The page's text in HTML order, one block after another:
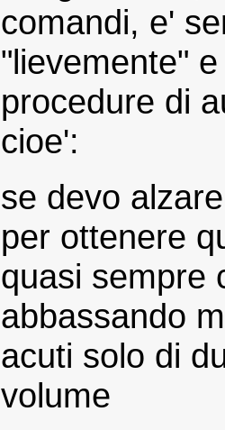
comandi, e'
"lievemente"
procedure di
cioe':
se devo
per ottenere
quasi sempre
abbassando
acuti solo di
volume